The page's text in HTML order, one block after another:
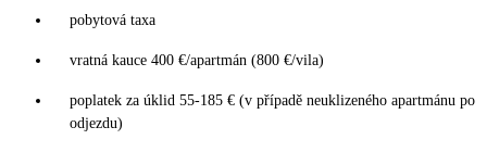
pobytová taxa
vratná kauce 400 €/apartmán (800 €/vila)
poplatek za úklid 55-185 € (v případě neuklizeného apartmánu po
odjezdu)